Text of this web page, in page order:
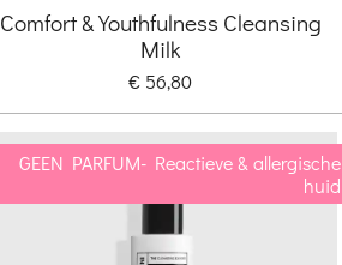
Comfort & Youthfulness Cleansing
Milk
€ 56,80
GEEN PARFUM- Reactieve & allergische
huid